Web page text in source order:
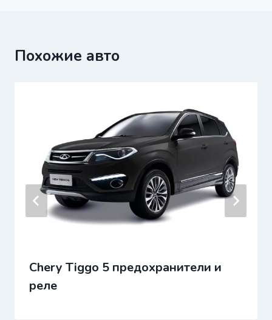
Похожие авто
Chery Tiggo 5 предохранители и
реле